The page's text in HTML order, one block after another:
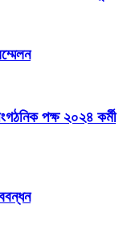
পক্ষ ২০২৪ কর্মী